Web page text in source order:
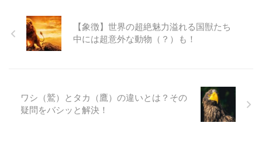
【象徴】世界の超絶魅力溢れる国獣たち
中には超意外な動物（？）も！
ワシ（鷲）とタカ（鷹）の違いとは？その
疑問をバシッと解決！